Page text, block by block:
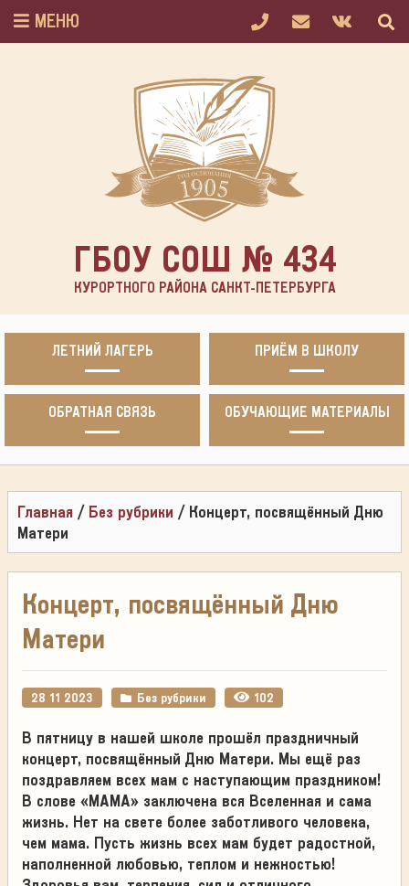
МЕНЮ
ГБОУ СОШ № 434
КУРОРТНОГО РАЙОНА САНКТ-ПЕТЕРБУРГА
ЛЕТНИЙ ЛАГЕРЬ ПРИЁМ В ШКОЛУ
ОБРАТНАЯ СВЯЗЬ ОБУЧАЮЩИЕ МАТЕРИАЛЫ
Главная / Без рубрики / Концерт, посвящённый Дню
Матери
Концерт, посвящённый Дню
Матери
28 11 2023 Без рубрики 102
В пятницу в нашей школе прошёл праздничный
концерт, посвящённый Дню Матери. Мы ещё раз
поздравляем всех мам с наступающим праздником!
В слове «МАМА» заключена вся Вселенная и сама
жизнь. Нет на свете более заботливого человека,
чем мама. Пусть жизнь всех мам будет радостной,
наполненной любовью, теплом и нежностью!